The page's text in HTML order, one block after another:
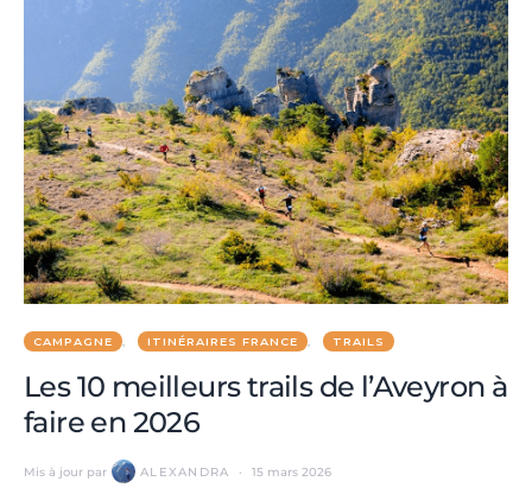
CAMPAGNE ITINÉRAIRES FRANCE TRAILS
Les 10 meilleurs trails de l’Aveyron à
faire en 2026
Mis à jour par ALEXANDRA 15 mars 2026